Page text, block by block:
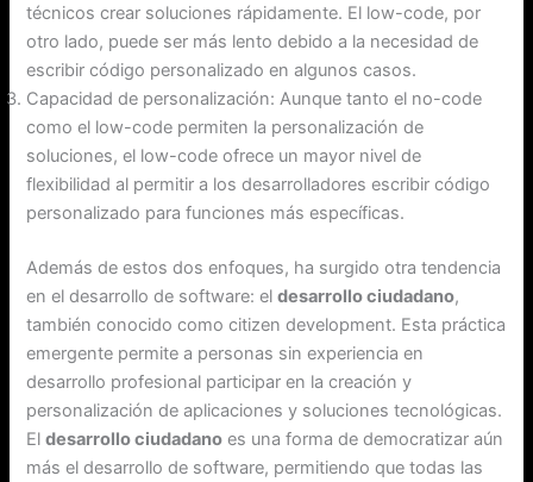
técnicos crear soluciones rápidamente. El low-code, por
otro lado, puede ser más lento debido a la necesidad de
escribir código personalizado en algunos casos.
Capacidad de personalización: Aunque tanto el no-code
como el low-code permiten la personalización de
soluciones, el low-code ofrece un mayor nivel de
flexibilidad al permitir a los desarrolladores escribir código
personalizado para funciones más específicas.
Además de estos dos enfoques, ha surgido otra tendencia
en el desarrollo de software: eldesarrollo ciudadano,
también conocido como citizen development. Esta práctica
emergente permite a personas sin experiencia en
desarrollo profesional participar en la creación y
personalización de aplicaciones y soluciones tecnológicas.
Eldesarrollo ciudadano es una forma de democratizar aún
más el desarrollo de software, permitiendo que todas las